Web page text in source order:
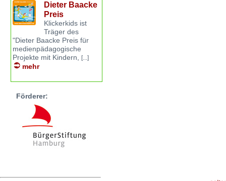
Dieter Baacke
Preis
Klickerkids ist
Träger des
"Dieter Baacke Preis für
medienpädagogische
Projekte mit Kindern, [...]
mehr
Förderer: